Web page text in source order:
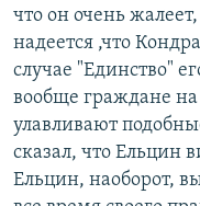
что он очень
надеется ,что
случае "Единство"
вообще граждане
улавливают
сказал, что Ельцин
Ельцин, наоборот,